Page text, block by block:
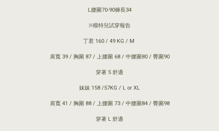
L腰圍70-90褲長34
※模特兒試穿報告
丁君 160 / 49 KG / M
肩寬 39 / 胸圍 87 / 上腰圍 68 / 中腰圍80 / 臀圍90
穿著 S 舒適
妹妹 158 /57KG / L or XL
肩寬 41 / 胸圍 88 / 上腰圍 73 / 中腰圍84 / 臀圍98
穿著 L 舒適